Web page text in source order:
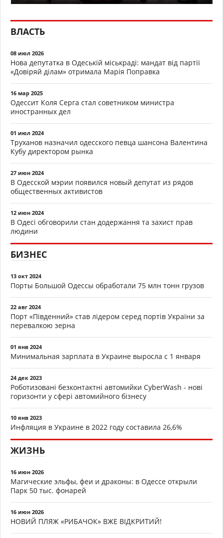
ВЛАСТЬ
08 июл 2026
Нова депутатка в Одеській міськраді: мандат від партії
«Довіряй ділам» отримала Марія Поправка
16 мар 2025
Одессит Коля Серга стал советником министра
иностранных дел
01 июл 2024
Труханов назначил одесского певца шансона Валентина
Кубу директором рынка
27 июн 2024
В Одесской мэрии появился новый депутат из рядов
общественных активистов
12 июн 2024
В Одесі обговорили стан додержання та захист прав
людини
БИЗНЕС
13 окт 2024
Порты Большой Одессы обработали 75 млн тонн грузов
22 авг 2024
Порт «Південний» став лідером серед портів України за
перевалкою зерна
01 янв 2024
Минимальная зарплата в Украине выросла с 1 января
24 дек 2023
Роботизовані безконтактні автомийки CyberWash - нові
горизонти у сфері автомийного бізнесу
10 янв 2023
Инфляция в Украине в 2022 году составила 26,6%
ЖИЗНЬ
16 июн 2026
Магические эльфы, феи и драконы: в Одессе открыли
Парк 50 тыс. фонарей
16 июн 2026
НОВИЙ ПЛЯЖ «РИБАЧОК» ВЖЕ ВІДКРИТИЙ!